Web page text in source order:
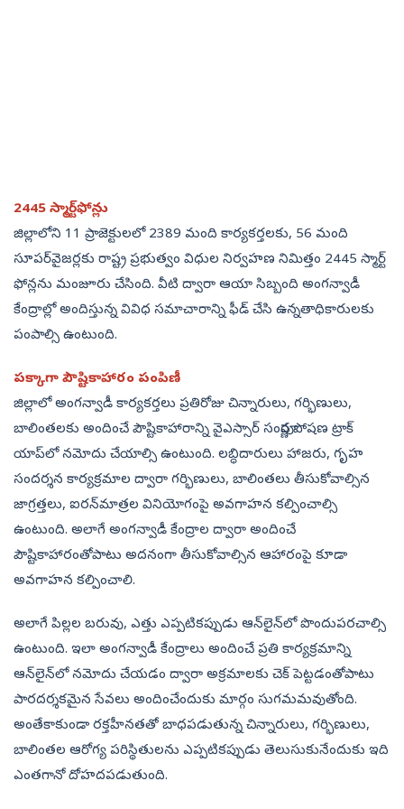
2445 స్మార్ట్‌ఫోన్లు
జిల్లాలోని 11 ప్రాజెక్టులలో 2389 మంది కార్యకర్తలకు, 56 మంది
సూపర్‌వైజర్లకు రాష్ట్ర ప్రభుత్వం విధుల నిర్వహణ నిమిత్తం 2445 స్మార్ట్‌
ఫోన్లను మంజూరు చేసింది. వీటి ద్వారా ఆయా సిబ్బంది అంగన్వాడీ
కేంద్రాల్లో అందిస్తున్న వివిధ సమాచారాన్ని ఫీడ్‌ చేసి ఉన్నతాధికారులకు
పంపాల్సి ఉంటుంది.
పక్కాగా పౌష్టికాహారం పంపిణీ
జిల్లాలో అంగన్వాడీ కార్యకర్తలు ప్రతిరోజు చిన్నారులు, గర్భిణులు,
బాలింతలకు అందించే పౌష్టికాహారాన్ని వైఎస్సార్‌ సంపూర్ణ పోషణ ట్రాక్‌
యాప్‌లో నమోదు చేయాల్సి ఉంటుంది. లబ్ధిదారులు హాజరు, గృహ
సందర్శన కార్యక్రమాల ద్వారా గర్భిణులు, బాలింతలు తీసుకోవాల్సిన
జాగ్రత్తలు, ఐరన్‌మాత్రల వినియోగంపై అవగాహన కల్పించాల్సి
ఉంటుంది. అలాగే అంగన్వాడీ కేంద్రాల ద్వారా అందించే
పౌష్టికాహారంతోపాటు అదనంగా తీసుకోవాల్సిన ఆహారంపై కూడా
అవగాహన కల్పించాలి.
అలాగే పిల్లల బరువు, ఎత్తు ఎప్పటికప్పుడు ఆన్‌లైన్‌లో పొందుపరచాల్సి
ఉంటుంది. ఇలా అంగన్వాడీ కేంద్రాలు అందించే ప్రతి కార్యక్రమాన్ని
ఆన్‌లైన్‌లో నమోదు చేయడం ద్వారా అక్రమాలకు చెక్‌ పెట్టడంతోపాటు
పారదర్శకమైన సేవలు అందించేందుకు మార్గం సుగమమవుతోంది.
అంతేకాకుండా రక్తహీనతతో బాధపడుతున్న చిన్నారులు, గర్భిణులు,
బాలింతల ఆరోగ్య పరిస్థితులను ఎప్పటికప్పుడు తెలుసుకునేందుకు ఇది
ఎంతగానో దోహదపడుతుంది.